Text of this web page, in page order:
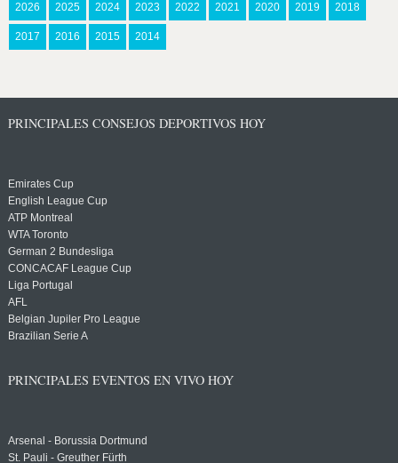
2026 2025 2024 2023 2022 2021 2020 2019 2018
2017 2016 2015 2014
PRINCIPALES CONSEJOS DEPORTIVOS HOY
Emirates Cup
English League Cup
ATP Montreal
WTA Toronto
German 2 Bundesliga
CONCACAF League Cup
Liga Portugal
AFL
Belgian Jupiler Pro League
Brazilian Serie A
PRINCIPALES EVENTOS EN VIVO HOY
Arsenal - Borussia Dortmund
St. Pauli - Greuther Fürth